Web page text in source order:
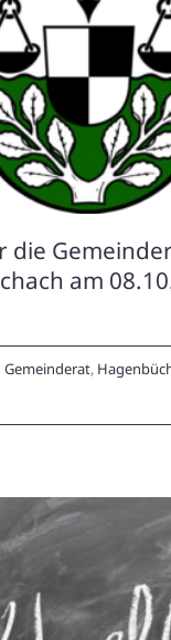
die
am
Gemeinderat,